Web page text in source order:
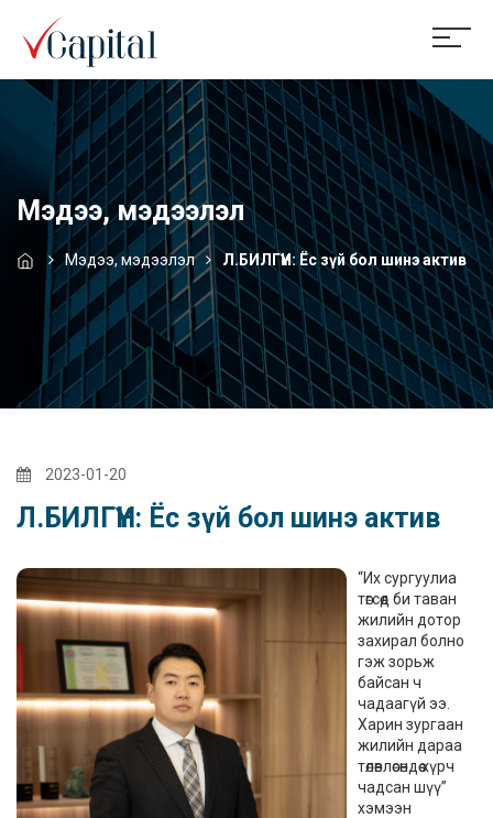
Мэдээ, мэдээлэл
Мэдээ, мэдээлэл Л.БИЛГҮҮН: Ёс зүй бол шинэ актив
2023-01-20
Л.БИЛГҮҮН: Ёс зүй бол шинэ актив
“Их сургуулиа
төгсөөд би таван
жилийн дотор
захирал болно
гэж зорьж
байсан ч
чадаагүй ээ.
Харин зургаан
жилийн дараа
төлөвлөсөндөө хүрч
чадсан шүү”
хэмээн